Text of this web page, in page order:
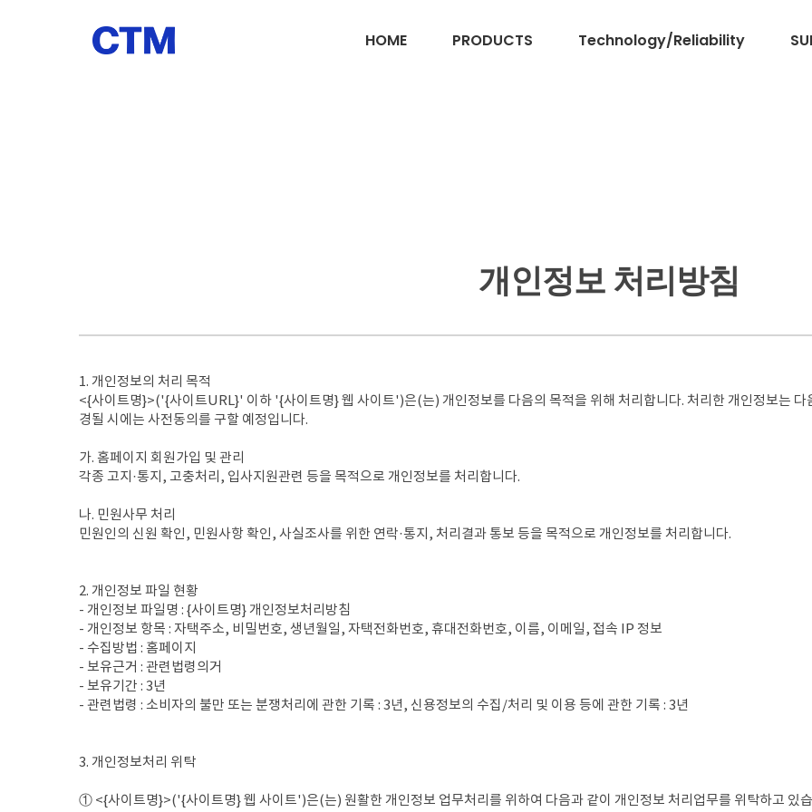
HOME PRODUCTS Technology/Reliability
개인정보 처리방침
1. 개인정보의 처리 목적
<{사이트명}>('{사이트URL}' 이하 '{사이트명} 웹 사이트')은(는) 개인정보를 다음의 목적을 위해 처리합니다. 처리한 개인정보는 다
경될 시에는 사전동의를 구할 예정입니다.
가. 홈페이지 회원가입 및 관리
각종 고지·통지, 고충처리, 입사지원관련 등을 목적으로 개인정보를 처리합니다.
나. 민원사무 처리
민원인의 신원 확인, 민원사항 확인, 사실조사를 위한 연락·통지, 처리결과 통보 등을 목적으로 개인정보를 처리합니다.
2. 개인정보 파일 현황
- 개인정보 파일명 : {사이트명} 개인정보처리방침
- 개인정보 항목 : 자택주소, 비밀번호, 생년월일, 자택전화번호, 휴대전화번호, 이름, 이메일, 접속 IP 정보
- 수집방법 : 홈페이지
- 보유근거 : 관련법령의거
- 보유기간 : 3년
- 관련법령 : 소비자의 불만 또는 분쟁처리에 관한 기록 : 3년, 신용정보의 수집/처리 및 이용 등에 관한 기록 : 3년
3. 개인정보처리 위탁
① <{사이트명}>('{사이트명} 웹 사이트')은(는) 원활한 개인정보 업무처리를 위하여 다음과 같이 개인정보 처리업무를 위탁하고 있